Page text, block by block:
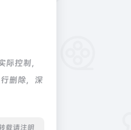
控制，
删除，深
载请注明